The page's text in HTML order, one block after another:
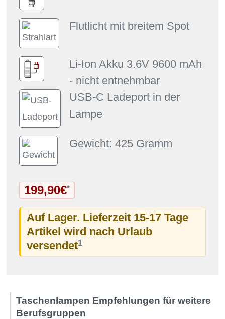
Flutlicht mit breitem Spot
Li-Ion Akku 3.6V 9600 mAh
- nicht entnehmbar
USB-C Ladeport in der
Lampe
Gewicht: 425 Gramm
199,90€*
Auf Lager. Lieferzeit 15-17 Tage
Artikel wird nach Urlaub
versendet1
Taschenlampen Empfehlungen für weitere
Berufsgruppen